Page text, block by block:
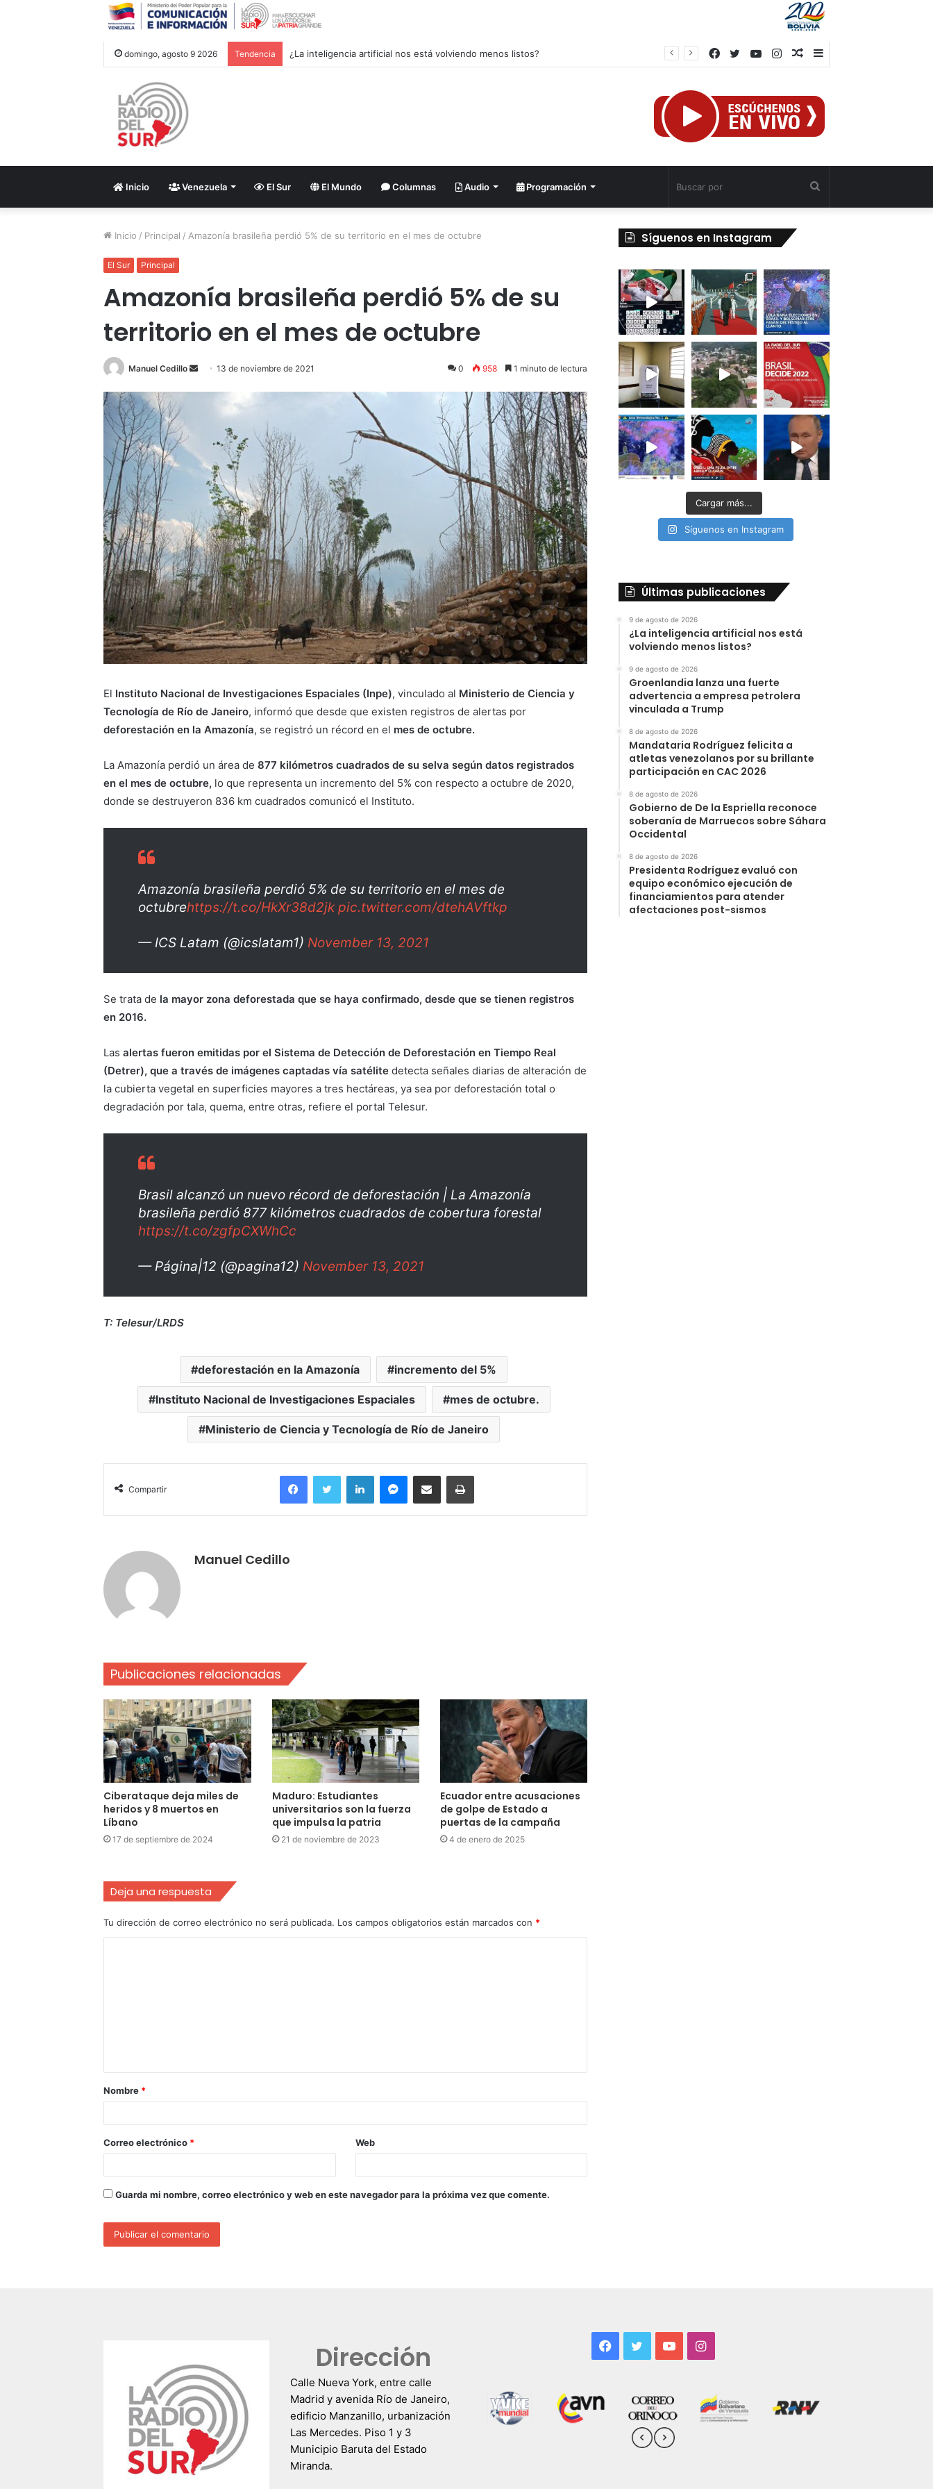
domingo, agosto 9 2026 Tendencia Groenlandia lanza una fuerte advertencia a empresa petrolera vinculada a Trump
Barra
Publicación
azar
Instagram
YouTube
Twitter
Facebook
Inicio Venezuela El Sur El Mundo Columnas Audio Programación
Inicio / Principal / Amazonía brasileña perdió 5% de su territorio en el mes de octubre
El Sur Principal
Amazonía brasileña perdió 5% de su
territorio en el mes de octubre
Manuel Cedillo
Send13 de noviembre de 2021 0 958 1 minuto de lectura
El Instituto Nacional de Investigaciones Espaciales (Inpe), vinculado al Ministerio de Ciencia y
Tecnología de Río de Janeiro, informó que desde que existen registros de alertas por
deforestación en la Amazonía, se registró un récord en el mes de octubre.
La Amazonía perdió un área de 877 kilómetros cuadrados de su selva según datos registrados
en el mes de octubre, lo que representa un incremento del 5% con respecto a octubre de 2020,
donde se destruyeron 836 km cuadrados comunicó el Instituto.
Amazonía brasileña perdió 5% de su territorio en el mes de
octubrehttps://t.co/HkXr38d2jk pic.twitter.com/dtehAVftkp
— ICS Latam (@icslatam1) November 13, 2021
Se trata de la mayor zona deforestada que se haya confirmado, desde que se tienen registros
en 2016.
Lasalertas fueron emitidas por el Sistema de Detección de Deforestación en Tiempo Real
(Detrer), que a través de imágenes captadas vía satélite detecta señales diarias de alteración de
la cubierta vegetal en superficies mayores a tres hectáreas, ya sea por deforestación total o
degradación por tala, quema, entre otras, refiere el portal Telesur.
Brasil alcanzó un nuevo récord de deforestación | La Amazonía
brasileña perdió 877 kilómetros cuadrados de cobertura forestal
https://t.co/zgfpCXWhCc
— Página|12 (@pagina12) November 13, 2021
T: Telesur/LRDS
deforestación en la Amazonía incremento del 5%
Instituto Nacional de Investigaciones Espaciales mes de octubre.
Ministerio de Ciencia y Tecnología de Río de Janeiro
Compartir
FacebookTwitter LinkedInMessengerCompartir por correo electrónicoImprimir
Manuel Cedillo
Publicaciones relacionadas
Ciberataque deja miles de
heridos y 8 muertos en
Líbano
17 de septiembre de 2024
Maduro: Estudiantes
universitarios son la fuerza
que impulsa la patria
21 de noviembre de 2023
Ecuador entre acusaciones
de golpe de Estado a
puertas de la campaña
4 de enero de 2025
Deja una respuesta
Tu dirección de correo electrónico no será publicada. Los campos obligatorios están marcados con *
Nombre *
Correo electrónico * Web
Guarda mi nombre, correo electrónico y web en este navegador para la próxima vez que comente.
Síguenos en Instagram
Cargar más...
Síguenos en Instagram
Últimas publicaciones
9 de agosto de 2026
¿La inteligencia artificial nos está
volviendo menos listos?
9 de agosto de 2026
Groenlandia lanza una fuerte
advertencia a empresa petrolera
vinculada a Trump
8 de agosto de 2026
Mandataria Rodríguez felicita a
atletas venezolanos por su brillante
participación en CAC 2026
8 de agosto de 2026
Gobierno de De la Espriella reconoce
soberanía de Marruecos sobre Sáhara
Occidental
8 de agosto de 2026
Presidenta Rodríguez evaluó con
equipo económico ejecución de
financiamientos para atender
afectaciones post-sismos
Dirección
Calle Nueva York, entre calle
Madrid y avenida Río de Janeiro,
edificio Manzanillo, urbanización
Las Mercedes. Piso 1 y 3
Municipio Baruta del Estado
Miranda.
Facebook
TwitterYouTubeInstagram